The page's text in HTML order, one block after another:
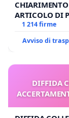
ARTICOLO DI
1 214 firme
Avviso di
DIFFIDA